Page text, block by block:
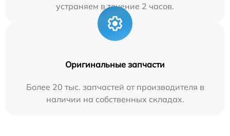
устраняем в течение 2 часов.
Оригинальные запчасти
Более 20 тыс. запчастей от производителя в
наличии на собственных складах.